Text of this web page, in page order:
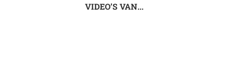
VIDEO’S VAN...